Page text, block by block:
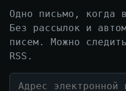
Одно письмо, когда
Без рассылок и
писем. Можно
RSS.
Адрес электронной